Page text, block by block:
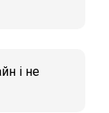
і не